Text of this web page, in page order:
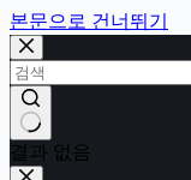
본문으로 건너뛰기
결과 없음